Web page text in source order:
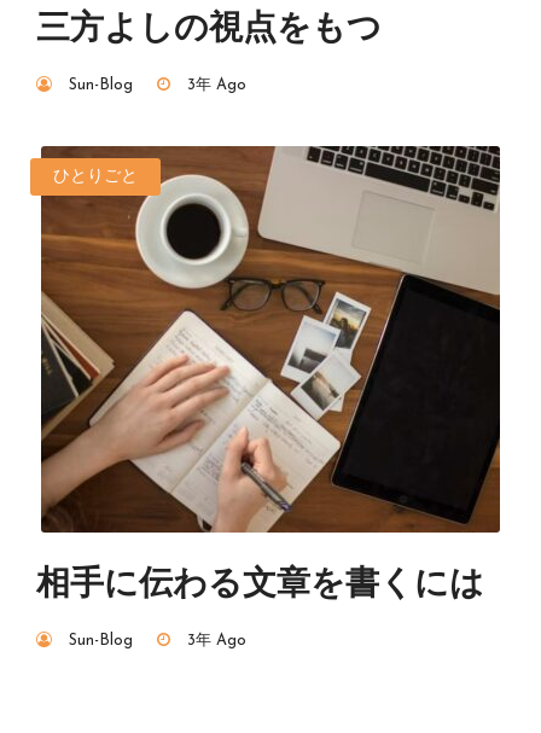
三方よしの視点をもつ
Sun-Blog 3年 Ago
ひとりごと
相手に伝わる文章を書くには
Sun-Blog 3年 Ago